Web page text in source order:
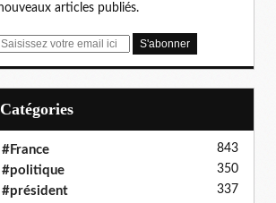
articles publiés.
E
Catégories
#France 843
#politique 350
#président 337